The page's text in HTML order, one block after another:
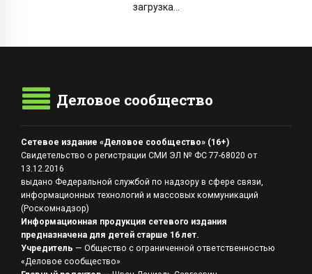
загрузка...
Деловое сообщество
Сетевое издание «Деловое сообщество» (16+)
Свидетельство о регистрации СМИ ЭЛ № ФС 77-68020 от
13.12.2016
выдано Федеральной службой по надзору в сфере связи,
информационных технологий и массовых коммуникаций
(Роскомнадзор)
Информационная продукция сетевого издания
предназначена для детей старше 16 лет.
Учредитель — Общество с ограниченной ответственностью
«Деловое сообщество»